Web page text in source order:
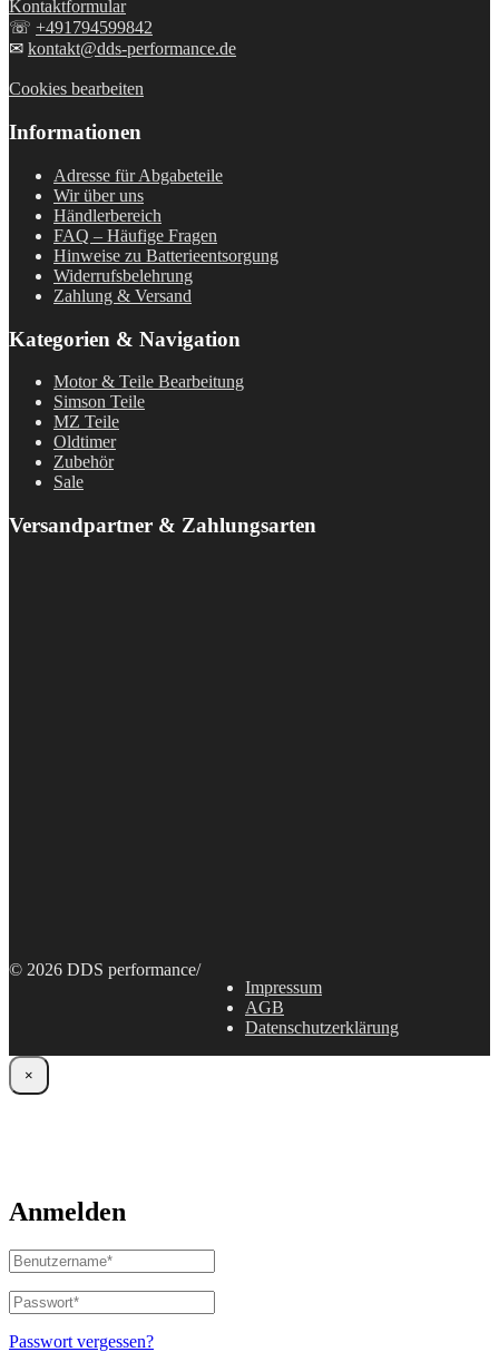
Kontaktformular
☏ +491794599842
✉ kontakt@dds-performance.de
Cookies bearbeiten
Informationen
Adresse für Abgabeteile
Wir über uns
Händlerbereich
FAQ – Häufige Fragen
Hinweise zu Batterieentsorgung
Widerrufsbelehrung
Zahlung & Versand
Kategorien & Navigation
Motor & Teile Bearbeitung
Simson Teile
MZ Teile
Oldtimer
Zubehör
Sale
Versandpartner & Zahlungsarten
© 2026 DDS performance/
Impressum
AGB
Datenschutzerklärung
×
Anmelden
Benutzername
oder
E-
Mail-
Adresse*
Passwort*
Erforderlich
Passwort vergessen?